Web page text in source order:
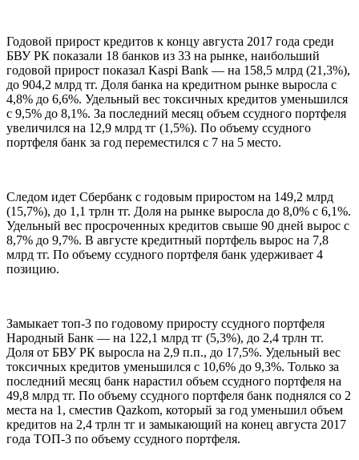
Годовой прирост кредитов к концу августа 2017 года среди
БВУ РК показали 18 банков из 33 на рынке, наибольший
годовой прирост показал Kaspi Bank — на 158,5 млрд (21,3%),
до 904,2 млрд тг. Доля банка на кредитном рынке выросла с
4,8% до 6,6%. Удельный вес токсичных кредитов уменьшился
с 9,5% до 8,1%. За последний месяц объем ссудного портфеля
увеличился на 12,9 млрд тг (1,5%). По объему ссудного
портфеля банк за год переместился с 7 на 5 место.
Следом идет Сбербанк с годовым приростом на 149,2 млрд
(15,7%), до 1,1 трлн тг. Доля на рынке выросла до 8,0% с 6,1%.
Удельный вес просроченных кредитов свыше 90 дней вырос с
8,7% до 9,7%. В августе кредитный портфель вырос на 7,8
млрд тг. По объему ссудного портфеля банк удерживает 4
позицию.
Замыкает топ-3 по годовому приросту ссудного портфеля
Народный Банк — на 122,1 млрд тг (5,3%), до 2,4 трлн тг.
Доля от БВУ РК выросла на 2,9 п.п., до 17,5%. Удельный вес
токсичных кредитов уменьшился с 10,6% до 9,3%. Только за
последний месяц банк нарастил объем ссудного портфеля на
49,8 млрд тг. По объему ссудного портфеля банк поднялся со 2
места на 1, сместив Qazkom, который за год уменьшил объем
кредитов на 2,4 трлн тг и замыкающий на конец августа 2017
года ТОП-3 по объему ссудного портфеля.